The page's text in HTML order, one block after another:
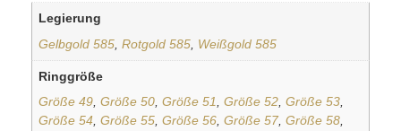
Legierung
Gelbgold 585 ,Rotgold 585 Weißgold 585
Ringgröße
Größe 49 ,Größe 50 ,Größe 51 ,Größe 52 ,Größe 53
Größe 54 ,Größe 55 ,Größe 56 ,Größe 57 ,Größe 58